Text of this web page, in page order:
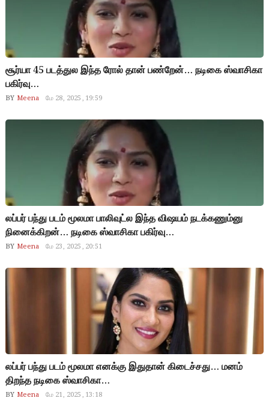
சூர்யா 45 படத்துல இந்த ரோல் தான் பண்றேன்… நடிகை ஸ்வாசிகா
பகிர்வு…
BY Meena மே 28, 2025, 19:59
லப்பர் பந்து படம் மூலமா பாலிவுட்ல இந்த விஷயம் நடக்கணும்னு
நினைக்கிறன்… நடிகை ஸ்வாசிகா பகிர்வு…
BY Meena மே 23, 2025, 20:51
லப்பர் பந்து படம் மூலமா எனக்கு இதுதான் கிடைச்சது… மனம்
திறந்த நடிகை ஸ்வாசிகா…
BY Meena மே 21, 2025, 13:18